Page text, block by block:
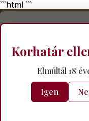
```html
FONTOS
Szabadság miatt a
rendeléseket
```
Korhatár
Elmúltál 18
Igen